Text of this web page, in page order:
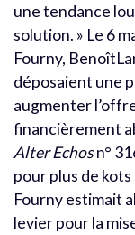
une tendance
solution. » Le 6
Fourny,
déposaient une
augmenter
financièrement
Alter Echosn°
pour plus de
Fourny estimait
levier pour la